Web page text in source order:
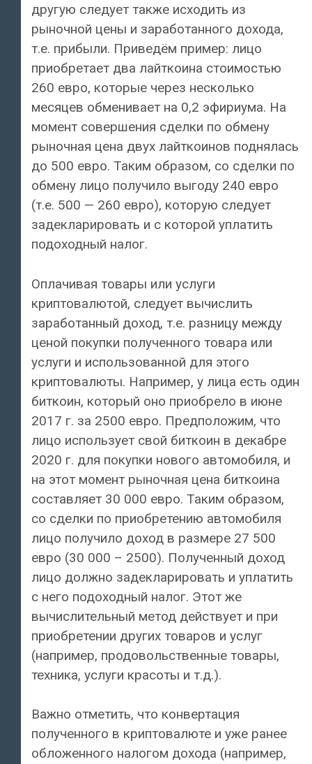
другую следует также исходить из
рыночной цены и заработанного дохода,
т.е. прибыли. Приведём пример: лицо
приобретает два лайткоина стоимостью
260 евро, которые через несколько
месяцев обменивает на 0,2 эфириума. На
момент совершения сделки по обмену
рыночная цена двух лайткоинов поднялась
до 500 евро. Таким образом, со сделки по
обмену лицо получило выгоду 240 евро
(т.е. 500 — 260 евро), которую следует
задекларировать и с которой уплатить
подоходный налог.
Оплачивая товары или услуги
криптовалютой, следует вычислить
заработанный доход, т.е. разницу между
ценой покупки полученного товара или
услуги и использованной для этого
криптовалюты. Например, у лица есть один
биткоин, который оно приобрело в июне
2017 г. за 2500 евро. Предположим, что
лицо использует свой биткоин в декабре
2020 г. для покупки нового автомобиля, и
на этот момент рыночная цена биткоина
составляет 30 000 евро. Таким образом,
со сделки по приобретению автомобиля
лицо получило доход в размере 27 500
евро (30 000 – 2500). Полученный доход
лицо должно задекларировать и уплатить
с него подоходный налог. Этот же
вычислительный метод действует и при
приобретении других товаров и услуг
(например, продовольственные товары,
техника, услуги красоты и т.д.).
Важно отметить, что конвертация
полученного в криптовалюте и уже ранее
обложенного налогом дохода (например,